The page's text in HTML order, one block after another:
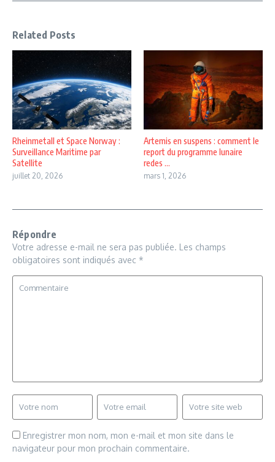
Related Posts
Rheinmetall et Space Norway :
Surveillance Maritime par
Satellite
juillet 20, 2026
Artemis en suspens : comment le
report du programme lunaire
redes ...
mars 1, 2026
Répondre
Votre adresse e-mail ne sera pas publiée. Les champs
obligatoires sont indiqués avec *
Enregistrer mon nom, mon e-mail et mon site dans le
navigateur pour mon prochain commentaire.